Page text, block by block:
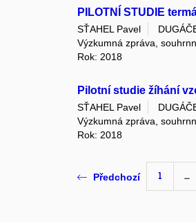
PILOTNÍ STUDIE
SŤAHEL Pavel
Výzkumná zpráva,
Rok: 2018
Pilotní studie žíhání
SŤAHEL Pavel
Výzkumná zpráva,
Rok: 2018
Předchozí 1 …